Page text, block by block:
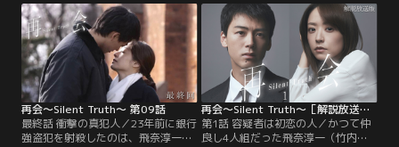
久間直人（渡辺大知）からもその瞬
間を目撃していたと明かされ、言葉
を失う岩本万季子（井上真央）と清
原圭介（瀬戸康史）。ところが、一
体なぜ…。
の言動から、万季子をかばっている
と確信を強めた飛奈淳一（竹内涼
真）。だが、直人は「僕と万季ちゃ
んにしか分からないことがある」と
つぶやき、頑として自供を覆そうと
しない。
再会～Silent Truth～ 第09話
最終話 衝撃の真犯人／23年前に銀行
強盗犯を射殺したのは、飛奈淳一
再会～Silent Truth～［解説放送］ 第01話
第1話 容疑者は初恋の人／かつて仲
良し4人組だった飛奈淳一（竹内涼